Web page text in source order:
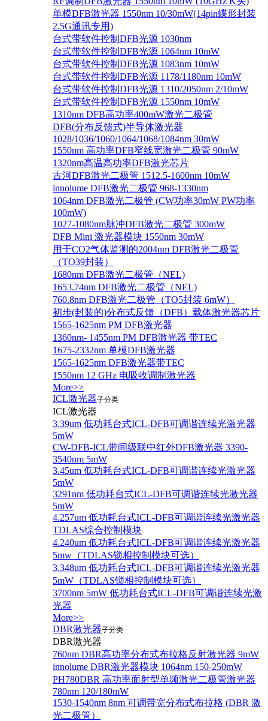
单模DFB激光器 1550nm 10/30mW(14pin蝶形封装
2.5G通讯专用)
台式带软件控制DFB光源 1030nm
台式带软件控制DFB光源 1064nm 10mW
台式带软件控制DFB光源 1083nm 10mW
台式带软件控制DFB光源 1178/1180nm 10mW
台式带软件控制DFB光源 1310/2050nm 2/10mW
台式带软件控制DFB光源 1550nm 10mW
1310nm DFB高功率400mW激光二极管
DFB(分布反馈式)半导体激光器
1028/1036/1060/1064/1068/1084nm 30mW
1550nm 高功率DFB窄线宽激光二极管 90mW
1320nm高温高功率DFB激光芯片
古河DFB激光二极管 1512.5-1600nm 10mW
innolume DFB激光二极管 968-1330nm
1064nm DFB激光二极管 (CW功率30mW PW功率
100mW)
1027-1080nm脉冲DFB激光二极管 300mW
DFB Mini 激光器模块 1550nm 30mW
用于CO2气体监测的2004nm DFB激光二极管
（TO39封装）
1680nm DFB激光二极管（NEL)
1653.74nm DFB激光二极管（NEL)
760.8nm DFB激光二极管（TO5封装 6mW）
初步(封装的)分布式反馈（DFB）载体激光器芯片
1565-1625nm PM DFB激光器
1360nm- 1455nm PM DFB激光器 带TEC
1675-2332nm 单模DFB激光器
1565-1625nm DFB激光器带TEC
1550nm 12 GHz 电吸收调制激光器
More>>
ICL激光器子分类
ICL激光器
3.39um 低功耗台式ICL-DFB可调谐连续光激光器
5mW
CW-DFB-ICL带间级联中红外DFB激光器 3390-
3540nm 5mW
3.45um 低功耗台式ICL-DFB可调谐连续光激光器
5mW
3291nm 低功耗台式ICL-DFB可调谐连续光激光器
5mW
4.257um 低功耗台式ICL-DFB可调谐连续光激光器
TDLAS综合控制模块
4.240um 低功耗台式ICL-DFB可调谐连续光激光器
5mw（TDLAS锁相控制模块可选）
3.348um 低功耗台式ICL-DFB可调谐连续光激光器
5mW（TDLAS锁相控制模块可选）
3700nm 5mW 低功耗台式ICL-DFB可调谐连续光激
光器
More>>
DBR激光器子分类
DBR激光器
760nm DBR高功率分布式布拉格反射激光器 9mW
innolume DBR激光器模块 1064nm 150-250mW
PH780DBR 高功率面射型单频激光二极管激光器
780nm 120/180mW
1530-1540nm 8nm 可调带宽分布式布拉格 (DBR 激
光二极管）